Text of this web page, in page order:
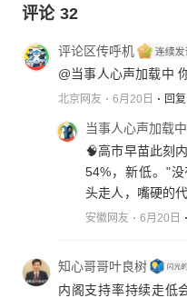
评论 32
评论区传呼机
@当事人心声加载中
北京网友 6月20日 回复
当事人心声加载中
🧠高市早苗此刻
54%，新低。"
头走人，嘴硬的
安徽网友 6月20日
知心哥哥叶良树
内阁支持率持续走低